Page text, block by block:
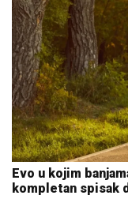
Evo u kojim
kompletan spisak